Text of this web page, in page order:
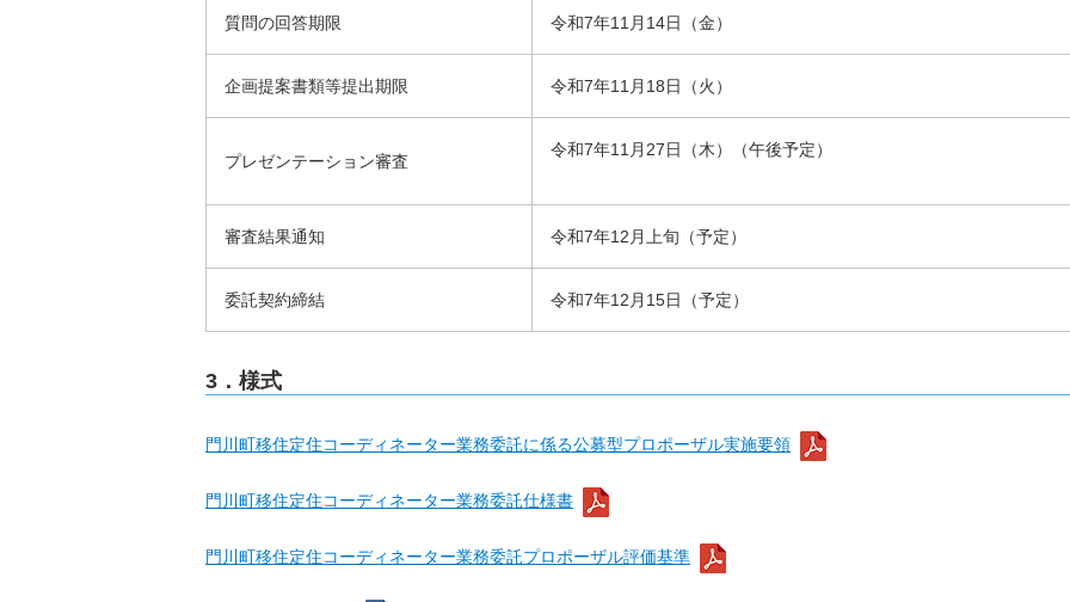
質問の回答期限 令和7年11月14日（金）
企画提案書類等提出期限 令和7年11月18日（火）
プレゼンテーション審査
令和7年11月27日（木）（午後予定）
審査結果通知 令和7年12月上旬（予定）
委託契約締結 令和7年12月15日（予定）
3．様式
門川町移住定住コーディネーター業務委託に係る公募型プロポーザル実施要領
門川町移住定住コーディネーター業務委託仕様書
門川町移住定住コーディネーター業務委託プロポーザル評価基準